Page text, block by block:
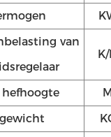
van